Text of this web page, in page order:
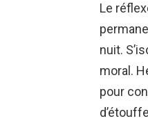
Le
nuit.
moral.
pour